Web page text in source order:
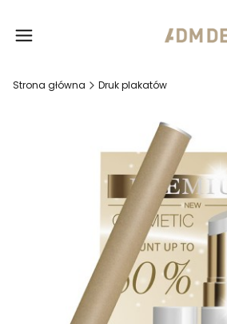
Strona główna Druk plakatów